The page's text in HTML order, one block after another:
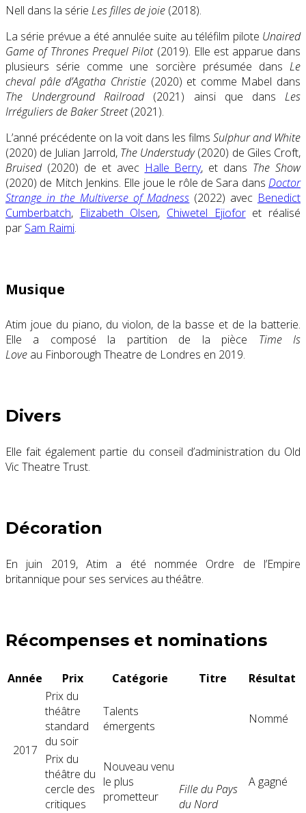
Nell dans la série Les filles de joie (2018).
La série prévue a été annulée suite au téléfilm pilote Unaired
Game of Thrones Prequel Pilot(2019). Elle est apparue dans
plusieurs série comme une sorcière présumée dans Le
cheval pâle d’Agatha Christie(2020) et comme Mabel dans
The Underground Railroad(2021) ainsi que dansLes
Irréguliers de Baker Street(2021).
L’anné précédente on la voit dans les films Sulphur and White
(2020) de Julian Jarrold, The Understudy(2020) de Giles Croft,
Bruised(2020) de et avec Halle Berry, et dans The Show
(2020) de Mitch Jenkins. Elle joue le rôle de Sara dans Doctor
Strange in the Multiverse of Madness (2022) avec Benedict
Cumberbatch, Elizabeth Olsen, Chiwetel Ejioforet réalisé
par Sam Raimi.
Musique
Atim joue du piano, du violon, de la basse et de la batterie.
Elle a composé la partition de la pièce Time Is
Love au Finborough Theatre de Londres en 2019.
Divers
Elle fait également partie du conseil d’administration du Old
Vic Theatre Trust.
Décoration
En juin 2019, Atim a été nommée Ordre de l’Empire
britannique pour ses services au théâtre.
Récompenses et nominations
Année Prix Catégorie Titre Résultat
2017
Prix ​​​​du
théâtre
standard
du soir
Talents
émergents
Fille du Pays
du Nord
Nommé
Prix ​​​​du
théâtre du
cercle des
critiques
Nouveau venu
le plus
prometteur
A gagné